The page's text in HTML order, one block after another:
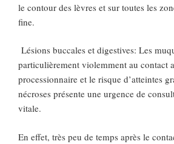
le contour des lèvres et sur toutes les
fine.
Lésions buccales et digestives: Les
particulièrement violemment au contact
processionnaire et le risque d’atteintes
nécroses présente une urgence de
vitale.
En effet, très peu de temps après le